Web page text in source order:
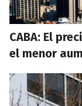
CABA: El
el menor